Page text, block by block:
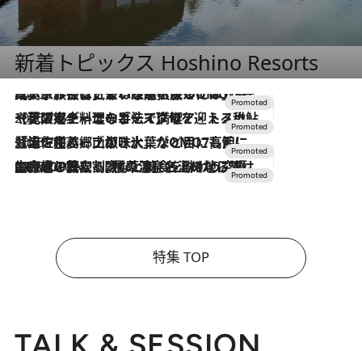
新着トピックス Hoshino Resorts
2026.7.31
【ホテル帰省】という選択肢をOMOが提案。家族とほどよい距離を保つには「昼は実家、夜は気兼ねなくホテルで！」
2026.7.24
【夏限定ディナーコース】旬を迎える稚鮎や花ズッキーニなどをイタリア・トスカーナの郷土料理の手法で満喫！
2026.7.17
「土佐和ハーブかき氷」がOMO7高知に登場！生姜、山椒、大葉など目にも舌にも涼を呼ぶ郷土の味
2026.7.10
NEW OPEN！【界 草津】名湯の地に誕生。趣の異なる2種の温泉と上州ならではの会席・蕎麦割烹など美食を味わう究極の癒やし旅
特集 TOP